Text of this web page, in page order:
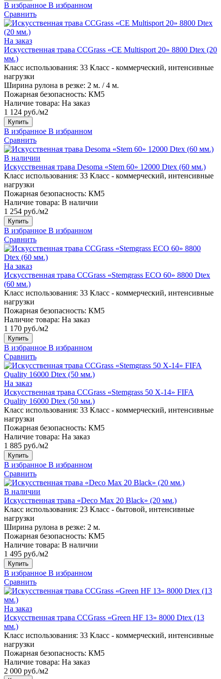
В избранное В избранном
Сравнить
На заказ
Искусственная трава CCGrass «CE Multisport 20» 8800 Dtex (20
мм.)
Класс использования: 33 Класс - коммерческий, интенсивные
нагрузки
Ширина рулона в резке: 2 м. / 4 м.
Пожарная безопасность: КМ5
Наличие товара: На заказ
1 124 руб./м2
Купить
В избранное В избранном
Сравнить
В наличии
Искусственная трава Desoma «Stem 60» 12000 Dtex (60 мм.)
Класс использования: 33 Класс - коммерческий, интенсивные
нагрузки
Пожарная безопасность: КМ5
Наличие товара: В наличии
1 254 руб./м2
Купить
В избранное В избранном
Сравнить
На заказ
Искусственная трава CCGrass «Stemgrass ECO 60» 8800 Dtex
(60 мм.)
Класс использования: 33 Класс - коммерческий, интенсивные
нагрузки
Пожарная безопасность: КМ5
Наличие товара: На заказ
1 170 руб./м2
Купить
В избранное В избранном
Сравнить
На заказ
Искусственная трава CCGrass «Stemgrass 50 X-14» FIFA
Quality 16000 Dtex (50 мм.)
Класс использования: 33 Класс - коммерческий, интенсивные
нагрузки
Пожарная безопасность: КМ5
Наличие товара: На заказ
1 885 руб./м2
Купить
В избранное В избранном
Сравнить
В наличии
Искусственная трава «Deco Max 20 Black» (20 мм.)
Класс использования: 23 Класс - бытовой, интенсивные
нагрузки
Ширина рулона в резке: 2 м.
Пожарная безопасность: КМ5
Наличие товара: В наличии
1 495 руб./м2
Купить
В избранное В избранном
Сравнить
На заказ
Искусственная трава CCGrass «Green HF 13» 8000 Dtex (13
мм.)
Класс использования: 33 Класс - коммерческий, интенсивные
нагрузки
Пожарная безопасность: КМ5
Наличие товара: На заказ
2 000 руб./м2